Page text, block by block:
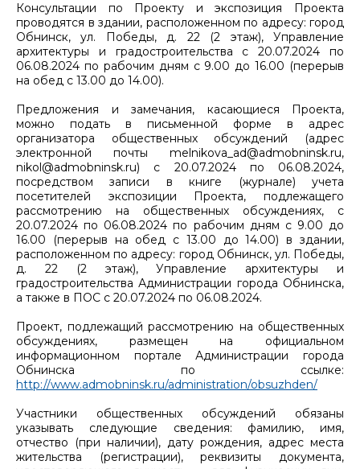
Консультации по Проекту и экспозиция Проекта
проводятся в здании, расположенном по адресу: город
Обнинск, ул. Победы, д. 22 (2 этаж), Управление
архитектуры и градостроительства с 20.07.2024 по
06.08.2024 по рабочим дням с 9.00 до 16.00 (перерыв
на обед с 13.00 до 14.00).
Предложения и замечания, касающиеся Проекта,
можно подать в письменной форме в адрес
организатора общественных обсуждений (адрес
электронной почты melnikova_ad@admobninsk.ru,
nikol@admobninsk.ru) с 20.07.2024 по 06.08.2024,
посредством записи в книге (журнале) учета
посетителей экспозиции Проекта, подлежащего
рассмотрению на общественных обсуждениях, с
20.07.2024 по 06.08.2024 по рабочим дням с 9.00 до
16.00 (перерыв на обед с 13.00 до 14.00) в здании,
расположенном по адресу: город Обнинск, ул. Победы,
д. 22 (2 этаж), Управление архитектуры и
градостроительства Администрации города Обнинска,
а также в ПОС с 20.07.2024 по 06.08.2024.
Проект, подлежащий рассмотрению на общественных
обсуждениях, размещен на официальном
информационном портале Администрации города
Обнинска по ссылке:
http://www.admobninsk.ru/administration/obsuzhden/
Участники общественных обсуждений обязаны
указывать следующие сведения: фамилию, имя,
отчество (при наличии), дату рождения, адрес места
жительства (регистрации), реквизиты документа,